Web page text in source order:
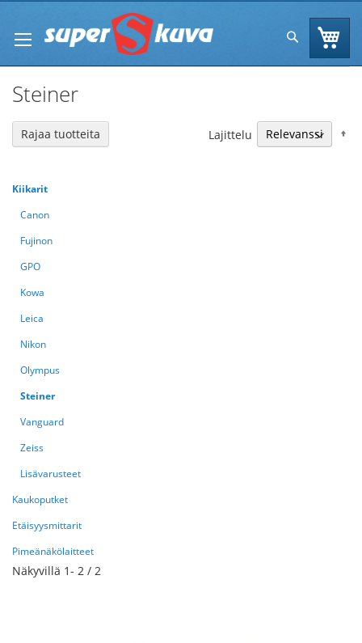
Content
Hae
Steiner
Näkyvillä 1- 2 / 2
Lajittelu
Kiikarit
Canon
Fujinon
GPO
Kowa
Leica
Nikon
Olympus
Steiner
Vanguard
Zeiss
Lisävarusteet
Kaukoputket
Etäisyysmittarit
Pimeänäkölaitteet
Rajaa tuotteita